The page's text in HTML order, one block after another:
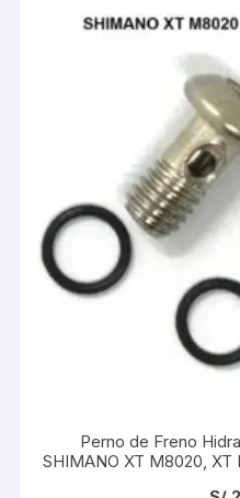
Perno de Freno
SHIMANO XT M8020, XT